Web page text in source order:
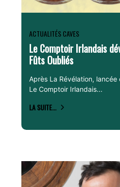
ACTUALITÉS CAVES
Le Comptoir Irlandais
Fûts Oubliés
Après La Révélation,
Le Comptoir Irlandais...
LA SUITE...